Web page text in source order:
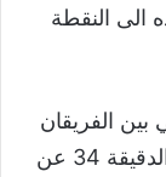
الى النقطة
بين الفريقان
بهدف مقابل هدف، تقدم نادي عمان في الدقيقة 34 عن